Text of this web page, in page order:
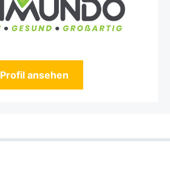
Profil ansehen